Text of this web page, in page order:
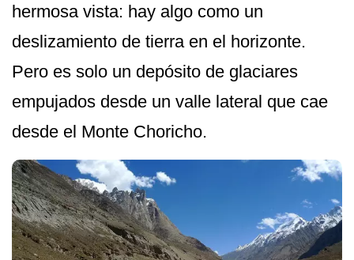
hermosa vista: hay algo como un
deslizamiento de tierra en el horizonte.
Pero es solo un depósito de glaciares
empujados desde un valle lateral que cae
desde el Monte Choricho.